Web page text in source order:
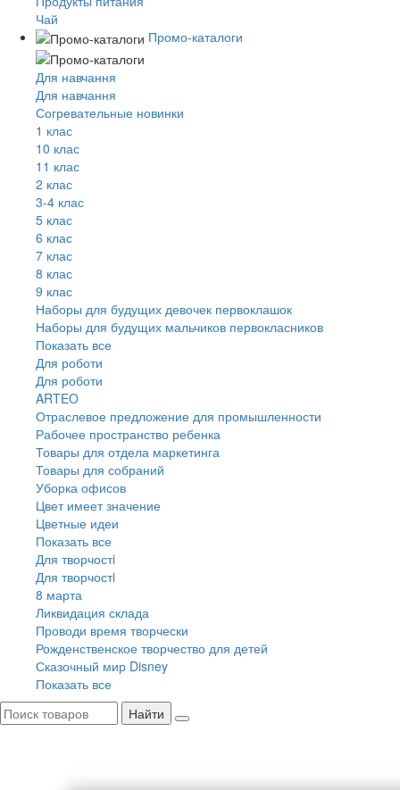
Чай
Промо-каталоги
Для навчання
Для навчання
Согревательные новинки
1 клас
10 клас
11 клас
2 клас
3-4 клас
5 клас
6 клас
7 клас
8 клас
9 клас
Наборы для будущих девочек первоклашок
Наборы для будущих мальчиков первокласников
Показать все
Для роботи
Для роботи
ARTEO
Отраслевое предложение для промышленности
Рабочее пространство ребенка
Товары для отдела маркетинга
Товары для собраний
Уборка офисов
Цвет имеет значение
Цветные идеи
Показать все
Для творчостi
Для творчостi
8 марта
Ликвидация склада
Проводи время творчески
Рожденственское творчество для детей
Сказочный мир Disney
Показать все
Найти